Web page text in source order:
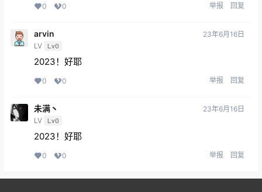
0 0 举报 回复
arvin
LV Lv0
23年6月16日
2023！好耶
0 0 举报 回复
未满丶
LV Lv0
23年6月16日
2023！好耶
0 0 举报 回复